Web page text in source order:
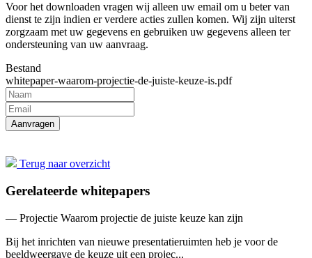
Voor het downloaden vragen wij alleen uw email om u beter van
dienst te zijn indien er verdere acties zullen komen. Wij zijn uiterst
zorgzaam met uw gegevens en gebruiken uw gegevens alleen ter
ondersteuning van uw aanvraag.
Bestand
whitepaper-waarom-projectie-de-juiste-keuze-is.pdf
Terug naar overzicht
Gerelateerde whitepapers
— Projectie Waarom projectie de juiste keuze kan zijn
Bij het inrichten van nieuwe presentatieruimten heb je voor de
beeldweergave de keuze uit een projec...